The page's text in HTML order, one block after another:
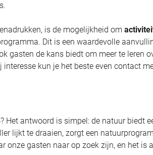
is de mogelijkheid om
Dit is een waardevolle
gasten de kans biedt om meer te leren
kun je het beste even contact
antwoord is simpel: de natuur biedt
lijkt te draaien, zorgt een
onze gasten naar op zoek zijn, en het is